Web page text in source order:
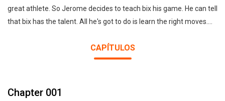
great athlete. So Jerome decides to teach bix his game. He can tell
that bix has the talent. All he's got to do is learn the right moves....
CAPÍTULOS
Chapter 001